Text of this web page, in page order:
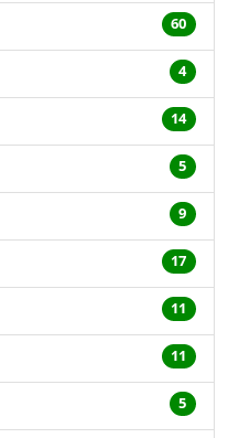
60
4
14
5
9
17
11
11
5